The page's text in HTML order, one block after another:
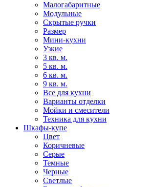
Малогабаритные
Модульные
Скрытые ручки
Размер
Мини-кухни
Узкие
3 кв. м.
5 кв. м.
6 кв. м.
9 кв. м.
Все для кухни
Варианты отделки
Мойки и смесители
Техника для кухни
Шкафы-купе
Цвет
Коричневые
Серые
Темные
Черные
Светлые